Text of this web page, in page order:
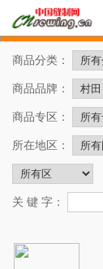
商品分类：
商品品牌：
商品专区：
所在地区：
关 键 字：